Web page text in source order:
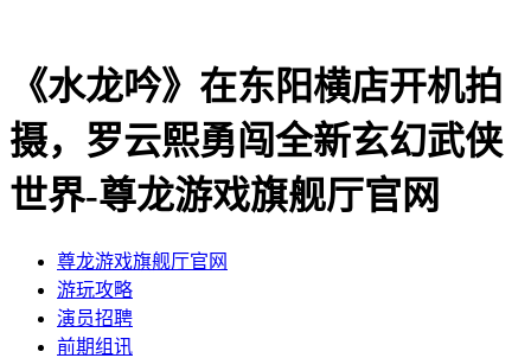
《水龙吟》在东阳横店开机拍
摄，罗云熙勇闯全新玄幻武侠
世界-尊龙游戏旗舰厅官网
尊龙游戏旗舰厅官网
​游玩攻略
​演员招聘
​前期组讯